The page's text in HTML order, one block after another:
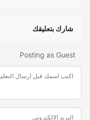
شارك بتعليقك
Posting as Guest
اكتب اسمك قبل ارسال
البريد الإلكتروني